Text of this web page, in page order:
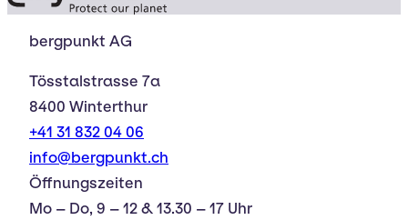
bergpunkt AG
Tösstalstrasse 7a
8400 Winterthur
+41 31 832 04 06
info@bergpunkt.ch
Öffnungszeiten
Mo – Do, 9 – 12 & 13.30 – 17 Uhr